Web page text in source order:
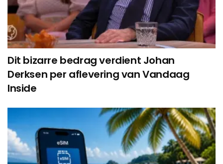
Dit bizarre bedrag verdient Johan
Derksen per aflevering van Vandaag
Inside